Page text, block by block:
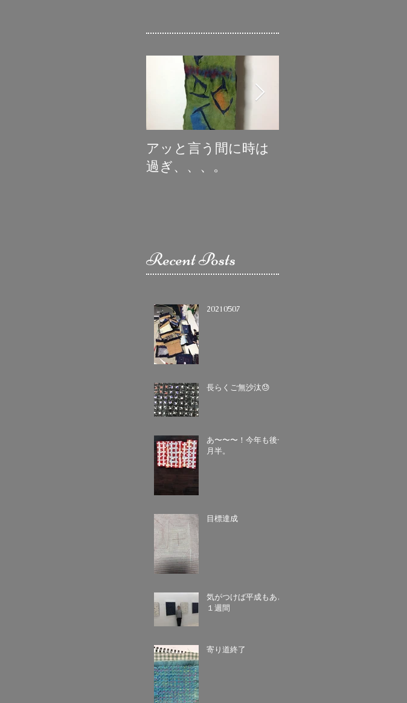
アッと言う間に時は
過ぎ、、、。
Recent Posts
20210507
長らくご無沙汰😓
あ〜〜〜！今年も後一
月半。
目標達成
気がつけば平成もあと
１週間
寄り道終了